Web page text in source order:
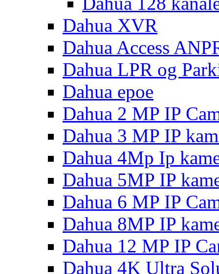
Dahua XVR
Dahua Access
Dahua LPR og
Dahua epoe
Dahua 2 MP IP
Dahua 3 MP IP
Dahua 4Mp Ip
Dahua 5MP IP
Dahua 6 MP IP
Dahua 8MP IP
Dahua 12 MP IP
Dahua 4K Ultra